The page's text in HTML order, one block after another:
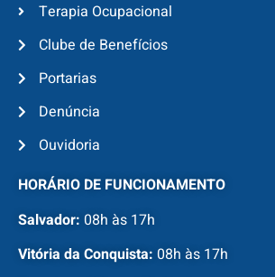
Terapia Ocupacional
Clube de Benefícios
Portarias
Denúncia
Ouvidoria
HORÁRIO DE FUNCIONAMENTO
Salvador: 08h às 17h
Vitória da Conquista: 08h às 17h